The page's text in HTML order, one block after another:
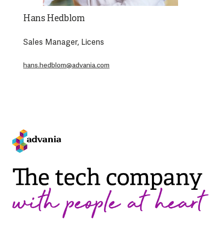
Hans Hedblom
Sales Manager, Licens
hans.hedblom@advania.com